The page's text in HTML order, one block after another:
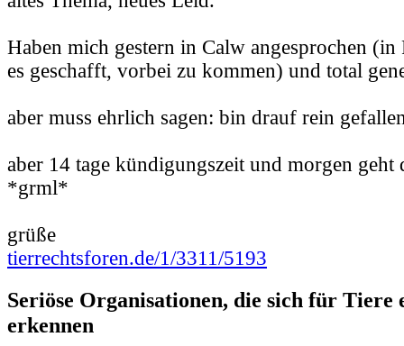
Haben mich gestern in Calw angesprochen
es geschafft, vorbei zu kommen) und total
aber muss ehrlich sagen: bin drauf rein
aber 14 tage kündigungszeit und morgen
*grml*
grüße
tierrechtsforen.de/1/3311/5193
Seriöse Organisationen, die sich für Tiere
erkennen